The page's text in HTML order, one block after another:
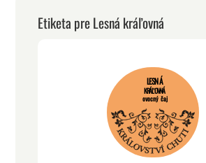
Etiketa pre Lesná kráľovná
LESNÁ
KRÁĽOVNÁ
ovocný čaj